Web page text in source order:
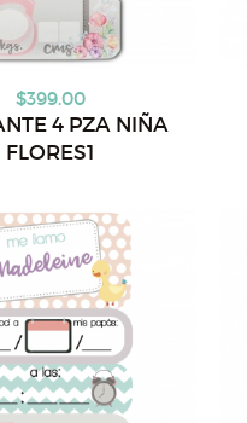
$399.00
4 PZA NIÑA
FLORES1